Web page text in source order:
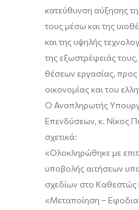
κατεύθυνση αύξησης
τους μέσω και της
και τηςυψηλής
της εξωστρέφειάς
θέσεων εργασίας,
οικονομίας και του
Ο Αναπληρωτής
Επενδύσεων, κ. Νίκος
σχετικά:
«Ολοκληρώθηκε με
υποβολής αιτήσεων
σχεδίων στο Καθεστώς
«Μεταποίηση –